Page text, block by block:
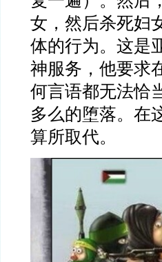
女，然后杀死妇
体的行为。这是
神服务，他要求
何言语都无法恰
多么的堕落。在
算所取代。